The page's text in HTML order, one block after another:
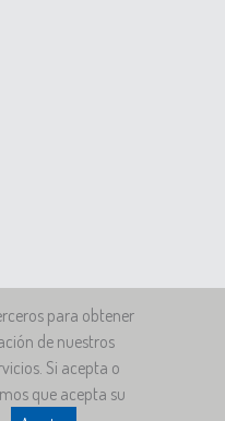
para obtener
de nuestros
Si acepta o
que acepta su